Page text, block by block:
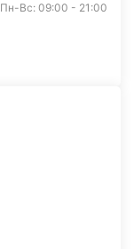
Пн-Вс: 09:00 - 21:00